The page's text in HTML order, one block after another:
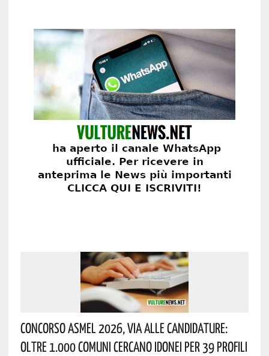
Concorso Asmel 2026, Via Alle Candidature:
Oltre 1.000 Comuni Cercano Idonei Per 39 Profili